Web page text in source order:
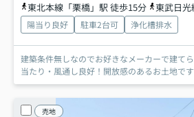
東北本線「栗橋」駅 徒歩15分
東武日光
陽当り良好 駐車2台可 浄化槽排水
建築条件無しなのでお好きなメーカーで建てられます♪ 人
売地